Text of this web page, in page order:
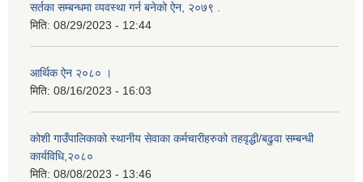
सर्तका सम्बन्धमा व्यवस्था गर्न बनेको ऐन, २०७९ ‍.
मिति: 08/29/2023 - 12:44
आर्थिक ऐन २०८० ।
मिति: 08/16/2023 - 16:03
कोशी गाउँपालिकाको स्थानीय सेवाका कर्मचारीहरुको तहवृद्धी/बढुवा सम्बन्धी
कार्यविधि,२०८०
मिति: 08/08/2023 - 13:46